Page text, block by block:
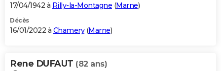
17/04/1942 à Rilly-la-Montagne (Marne)
Décès
16/01/2022 à Chamery(Marne)
Rene DUFAUT (82 ans)